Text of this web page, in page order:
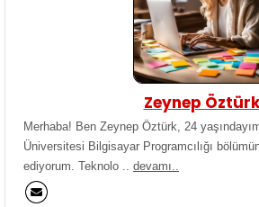
Zeynep Öztürk
Merhaba! Ben Zeynep Öztürk, 24
Üniversitesi Bilgisayar Programcılığı
ediyorum. Teknolo .. devamı..